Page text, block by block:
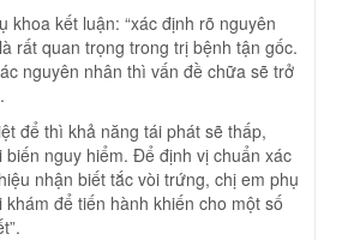
khoa kết luận: “xác định rõ nguyên
rất quan trọng trong trị bệnh tận gốc.
nguyên nhân thì vấn đề chữa sẽ trở
để thì khả năng tái phát sẽ thấp,
nguy hiểm. Để định vị chuẩn xác
nhận biết tắc vòi trứng, chị em phụ
để tiến hành khiến cho một số